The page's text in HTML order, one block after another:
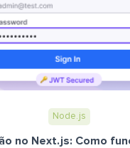
Node.js
no Next.js: Como